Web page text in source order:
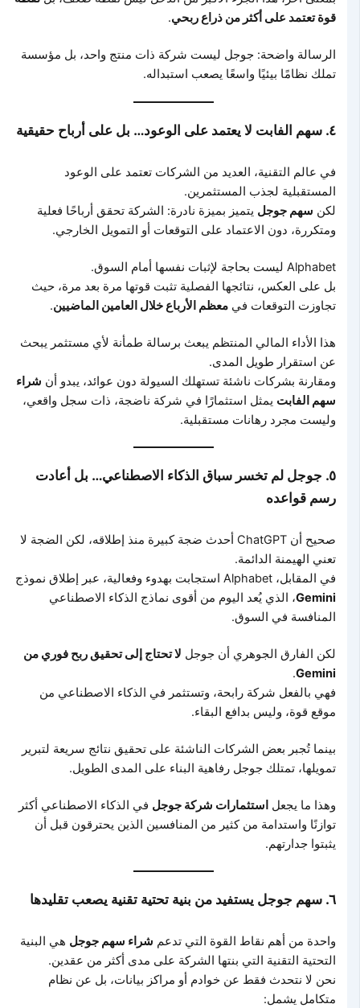
قوة تعتمد على أكثر من ذراع ربحي.
الرسالة واضحة: جوجل ليست شركة ذات منتج واحد، بل مؤسسة
تملك نظامًا بيئيًا واسعًا يصعب استبداله.
٤. سهم الفابت لا يعتمد على الوعود… بل على أرباح حقيقية
في عالم التقنية، العديد من الشركات تعتمد على الوعود
المستقبلية لجذب المستثمرين.
لكنسهم جوجليتميز بميزة نادرة: الشركة تحقق أرباحًا فعلية
ومتكررة، دون الاعتماد على التوقعات أو التمويل الخارجي.
Alphabet ليست بحاجة لإثبات نفسها أمام السوق.
بل على العكس، نتائجها الفصلية تثبت قوتها مرة بعد مرة، حيث
تجاوزت التوقعات فيمعظم الأرباع خلال العامين الماضيين.
هذا الأداء المالي المنتظم يبعث برسالة طمأنة لأي مستثمر يبحث
عن استقرار طويل المدى.
ومقارنة بشركات ناشئة تستهلك السيولة دون عوائد، يبدو أنشراء
سهم الفابتيمثل استثمارًا في شركة ناضجة، ذات سجل واقعي،
وليست مجرد رهانات مستقبلية.
٥. جوجل لم تخسر سباق الذكاء الاصطناعي… بل أعادت
رسم قواعده
صحيح أن ChatGPT أحدث ضجة كبيرة منذ إطلاقه، لكن الضجة لا
تعني الهيمنة الدائمة.
في المقابل، Alphabet استجابت بهدوء وفعالية، عبر إطلاق نموذج
Gemini، الذي يُعد اليوم من أقوى نماذج الذكاء الاصطناعي
المنافسة في السوق.
لكن الفارق الجوهري أن جوجللا تحتاج إلى تحقيق ربح فوري من
Gemini
.
فهي بالفعل شركة رابحة، وتستثمر في الذكاء الاصطناعي من
موقع قوة، وليس بدافع البقاء.
بينما تُجبر بعض الشركات الناشئة على تحقيق نتائج سريعة لتبرير
تمويلها، تمتلك جوجل رفاهية البناء على المدى الطويل.
وهذا ما يجعلاستثمارات شركة جوجلفي الذكاء الاصطناعي أكثر
توازنًا واستدامة من كثير من المنافسين الذين يحترقون قبل أن
يثبتوا جدارتهم.
٦. سهم جوجل يستفيد من بنية تحتية تقنية يصعب تقليدها
واحدة من أهم نقاط القوة التي تدعمشراء سهم جوجلهي البنية
التحتية التقنية التي بنتها الشركة على مدى أكثر من عقدين.
نحن لا نتحدث فقط عن خوادم أو مراكز بيانات، بل عن نظام
متكامل يشمل: